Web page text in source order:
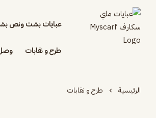
عبايات بشت ونص
طرح و نقابات
الرئيسية طرح و نقابات